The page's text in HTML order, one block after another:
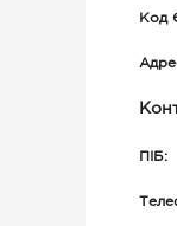
Код
ПІБ: